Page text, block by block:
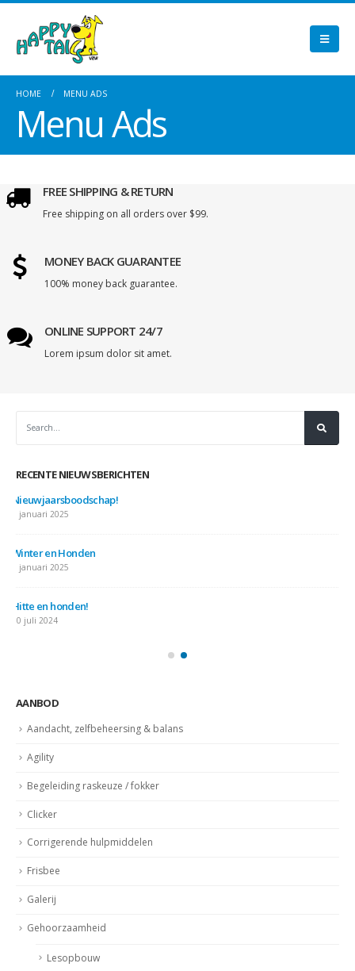
HOME MENU ADS
Menu Ads
FREE SHIPPING & RETURN
Free shipping on all orders over $99.
MONEY BACK GUARANTEE
100% money back guarantee.
ONLINE SUPPORT 24/7
Lorem ipsum dolor sit amet.
RECENTE NIEUWSBERICHTEN
Nieuwjaarsboodschap!
7 januari 2025
Winter en Honden
7 januari 2025
Hitte en honden!
10 juli 2024
AANBOD
Aandacht, zelfbeheersing & balans
Agility
Begeleiding raskeuze / fokker
Clicker
Corrigerende hulpmiddelen
Frisbee
Galerij
Gehoorzaamheid
Lesopbouw